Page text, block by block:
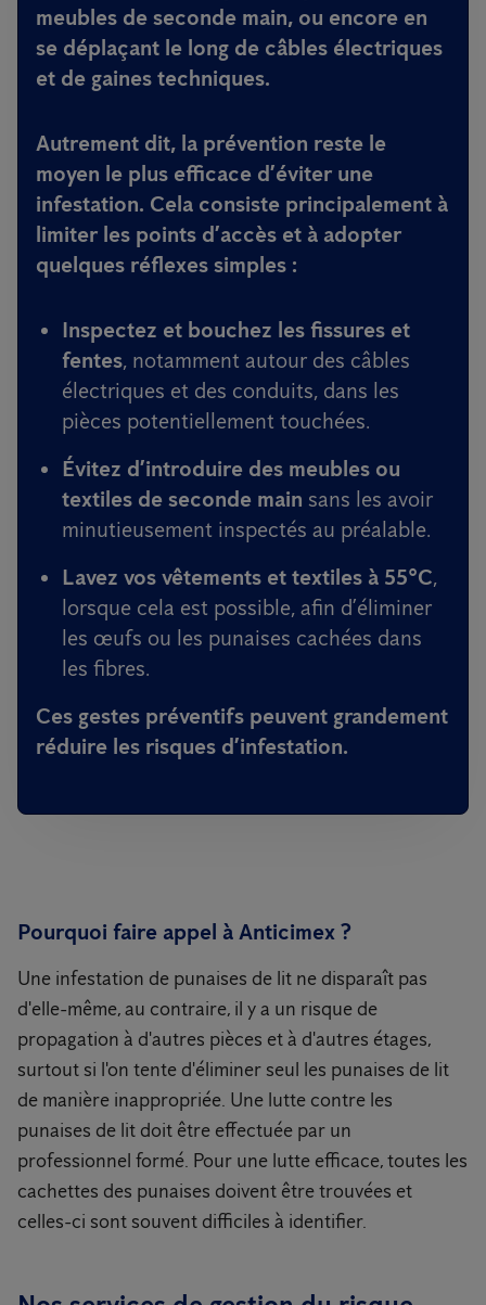
meubles de seconde main, ou encore en
se déplaçant le long de câbles électriques
et de gaines techniques.
Autrement dit, la prévention reste le
moyen le plus efficace d’éviter une
infestation. Cela consiste principalement à
limiter les points d’accès et à adopter
quelques réflexes simples :
Inspectez et bouchez les fissures et
fentes, notamment autour des câbles
électriques et des conduits, dans les
pièces potentiellement touchées.
Évitez d’introduire des meubles ou
textiles de seconde main sans les avoir
minutieusement inspectés au préalable.
Lavez vos vêtements et textiles à 55°C,
lorsque cela est possible, afin d’éliminer
les œufs ou les punaises cachées dans
les fibres.
Ces gestes préventifs peuvent grandement
réduire les risques d’infestation.
Pourquoi faire appel à Anticimex ?
Une infestation de punaises de lit ne disparaît pas
d'elle-même, au contraire, il y a un risque de
propagation à d'autres pièces et à d'autres étages,
surtout si l'on tente d'éliminer seul les punaises de lit
de manière inappropriée. Une lutte contre les
punaises de lit doit être effectuée par un
professionnel formé. Pour une lutte efficace, toutes les
cachettes des punaises doivent être trouvées et
celles-ci sont souvent difficiles à identifier.